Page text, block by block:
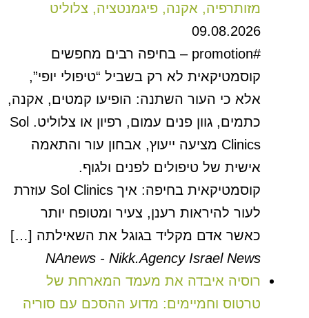
מזותרפיה, אקנה, פיגמנטציה, צלוליט
09.08.2026
#promotion – בחיפה רבים מחפשים
קוסמטיקאית לא רק בשביל “טיפולי יופי”,
אלא כי העור השתנה: הופיעו קמטים, אקנה,
כתמים, גוון פנים עמום, רפיון או צלוליט. Sol
Clinics מציעה ייעוץ, אבחון עור והתאמה
אישית של טיפולים לפנים ולגוף.
קוסמטיקאית בחיפה: איך Sol Clinics עוזרת
לעור להיראות רענן, צעיר ומטופח יותר
כאשר אדם מקליד בגוגל את השאילתה […]
NAnews - Nikk.Agency Israel News
רוסיה איבדה את מעמד המארחת של
טרטוס וחמיימים: מדוע ההסכם עם סוריה